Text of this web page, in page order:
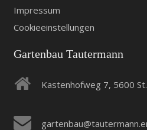
Impressum
Cookieeinstellungen
Gartenbau Tautermann
Kastenhofweg 7, 5600